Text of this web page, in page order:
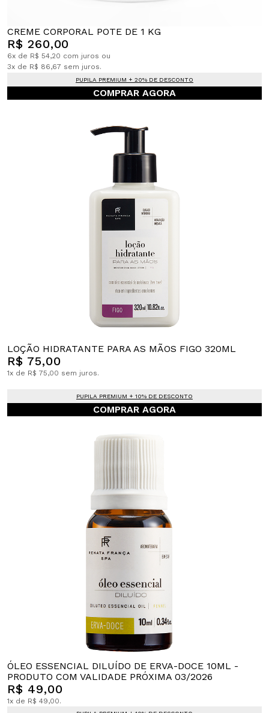
CREME CORPORAL POTE DE 1 KG
R$ 260,00
6x de R$ 54,20 com juros ou
3x de R$ 86,67 sem juros.
PUPILA PREMIUM + 20% DE DESCONTO
COMPRAR AGORA
LOÇÃO HIDRATANTE PARA AS MÃOS FIGO 320ML
R$ 75,00
1x de R$ 75,00 sem juros.
PUPILA PREMIUM + 10% DE DESCONTO
COMPRAR AGORA
ÓLEO ESSENCIAL DILUÍDO DE ERVA-DOCE 10ML -
PRODUTO COM VALIDADE PRÓXIMA 03/2026
R$ 49,00
1x de R$ 49,00.